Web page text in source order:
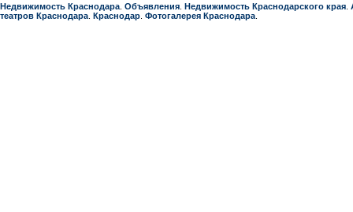
Недвижимость Краснодара Объявления Недвижимость Краснодарcкого края
театров Краснодара Краснодар Фотогалерея Краснодара